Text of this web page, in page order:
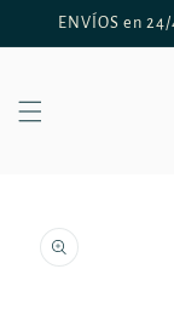
directamente
al contenido
ENVÍOS en
a la
información